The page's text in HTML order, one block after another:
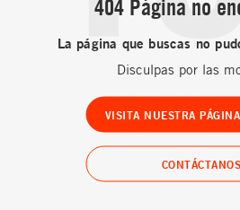
404 Página no
La página que buscas no
Disculpas por las
VISITA NUESTRA
CONTÁCTANOS